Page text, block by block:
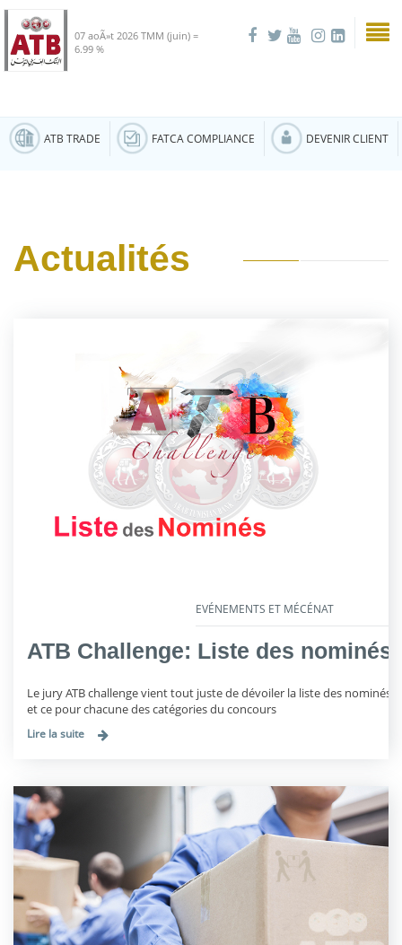
07 aoÃ»t 2026 TMM (juin) =
6.99 %
ATB TRADE FATCA COMPLIANCE DEVENIR CLIENT
Actualités
EVÉNEMENTS ET MÉCÉNAT
ATB Challenge: Liste des nominés
Le jury ATB challenge vient tout juste de dévoiler la liste des nominés
et ce pour chacune des catégories du concours
Lire la suite